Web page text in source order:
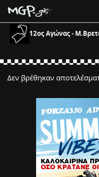
12ος Αγώνας -
Δεν βρέθηκαν